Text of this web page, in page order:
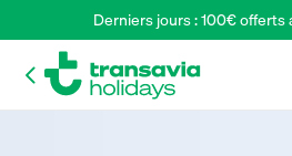
Derniers jours : 100€ offerts